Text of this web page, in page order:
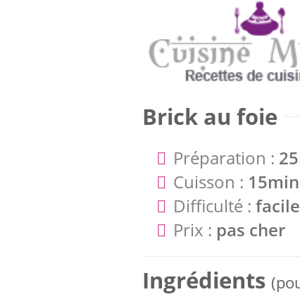
Brick au foie
Préparation :
Cuisson : 15min
Difficulté : facile
Prix : pas cher
Ingrédients